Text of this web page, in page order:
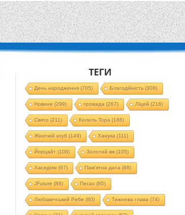
ТЕГИ
День народження(705) Благодійність (308)
Новини (299) громада (267) Ліцей (216)
Свято (211) Колель Тора (188)
Жіночий клуб (149) Ханука (111)
Йорцайт (108) Золотий вік(105)
Хасидізм (97) Пам'ятна дата (88)
JFuture (88) Песах(85)
Любавичський Ребе (80) Тижнева глава (74)